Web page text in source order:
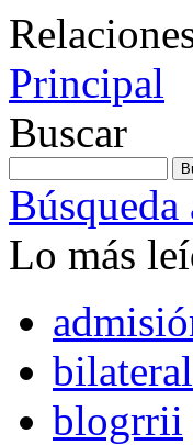
Principal
Buscar
Búsqueda
Lo más
bilateral
blogrrii